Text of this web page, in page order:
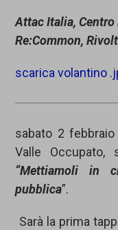
Attac Italia,
Re:Common,
scarica volantino
sabato 2
Valle Occupato,
“Mettiamoli in
pubblica”.
Sarà la prima